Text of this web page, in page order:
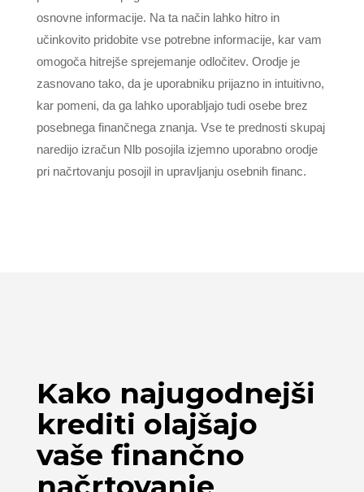
osnovne informacije. Na ta način lahko hitro in
učinkovito pridobite vse potrebne informacije, kar vam
omogoča hitrejše sprejemanje odločitev. Orodje je
zasnovano tako, da je uporabniku prijazno in intuitivno,
kar pomeni, da ga lahko uporabljajo tudi osebe brez
posebnega finančnega znanja. Vse te prednosti skupaj
naredijo izračun Nlb posojila izjemno uporabno orodje
pri načrtovanju posojil in upravljanju osebnih financ.
Kako najugodnejši
krediti olajšajo
vaše finančno